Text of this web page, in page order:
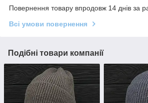
Повернення товару впродовж 14 днів за
Всі умови повернення
Подібні товари компанії